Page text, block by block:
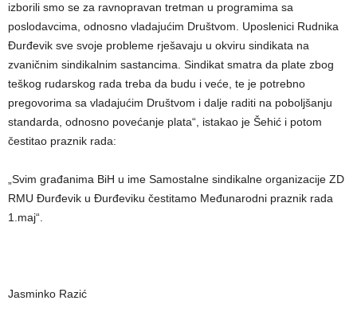
izborili smo se za ravnopravan tretman u programima sa
poslodavcima, odnosno vladajućim Društvom. Uposlenici Rudnika
Đurđevik sve svoje probleme rješavaju u okviru sindikata na
zvaničnim sindikalnim sastancima. Sindikat smatra da plate zbog
teškog rudarskog rada treba da budu i veće, te je potrebno
pregovorima sa vladajućim Društvom i dalje raditi na poboljšanju
standarda, odnosno povećanje plata“, istakao je Šehić i potom
čestitao praznik rada:
„Svim građanima BiH u ime Samostalne sindikalne organizacije ZD
RMU Đurđevik u Đurđeviku čestitamo Međunarodni praznik rada
1.maj“.
Jasminko Razić